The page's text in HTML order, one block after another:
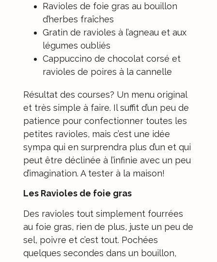
Ravioles de foie gras au bouillon
d’herbes fraîches
Gratin de ravioles à l’agneau et aux
légumes oubliés
Cappuccino de chocolat corsé et
ravioles de poires à la cannelle
Résultat des courses? Un menu original
et très simple à faire. Il suffit d’un peu de
patience pour confectionner toutes les
petites ravioles, mais c’est une idée
sympa qui en surprendra plus d’un et qui
peut être déclinée à l’infinie avec un peu
d’imagination. A tester à la maison!
Les Ravioles de foie gras
Des ravioles tout simplement fourrées
au foie gras, rien de plus, juste un peu de
sel, poivre et c’est tout. Pochées
quelques secondes dans un bouillon,